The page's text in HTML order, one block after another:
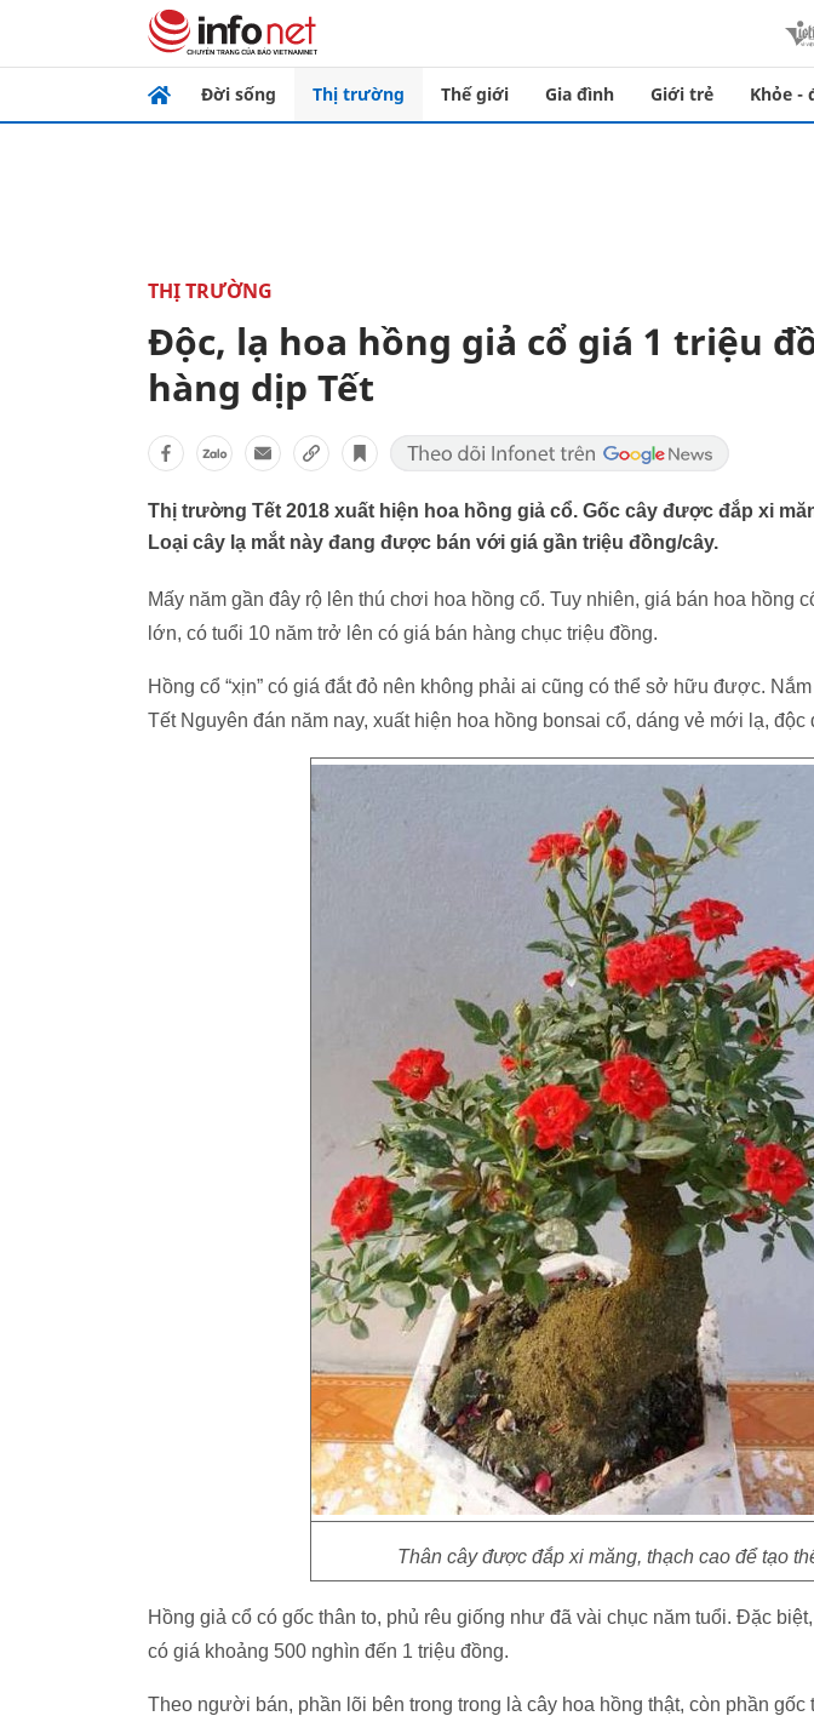
Đời sống Thị trường Thế giới Gia đình Giới trẻ Khỏe -
THỊ TRƯỜNG
Độc, lạ hoa hồng giả cổ giá 1 triệu
hàng dịp Tết
Thị trường Tết 2018 xuất hiện hoa hồng giả cổ. Gốc cây được đắp xi
Loại cây lạ mắt này đang được bán với giá gần triệu đồng/cây.
Mấy năm gần đây rộ lên thú chơi hoa hồng cổ. Tuy nhiên, giá bán hoa hồng
lớn, có tuổi 10 năm trở lên có giá bán hàng chục triệu đồng.
Hồng cổ “xịn” có giá đắt đỏ nên không phải ai cũng có thể sở hữu được.
Tết Nguyên đán năm nay, xuất hiện hoa hồng bonsai cổ, dáng vẻ mới lạ, độc
Thân cây được đắp xi măng, thạch cao để tạo
Hồng giả cổ có gốc thân to, phủ rêu giống như đã vài chục năm tuổi. Đặc
có giá khoảng 500 nghìn đến 1 triệu đồng.
Theo người bán, phần lõi bên trong trong là cây hoa hồng thật, còn phần gốc